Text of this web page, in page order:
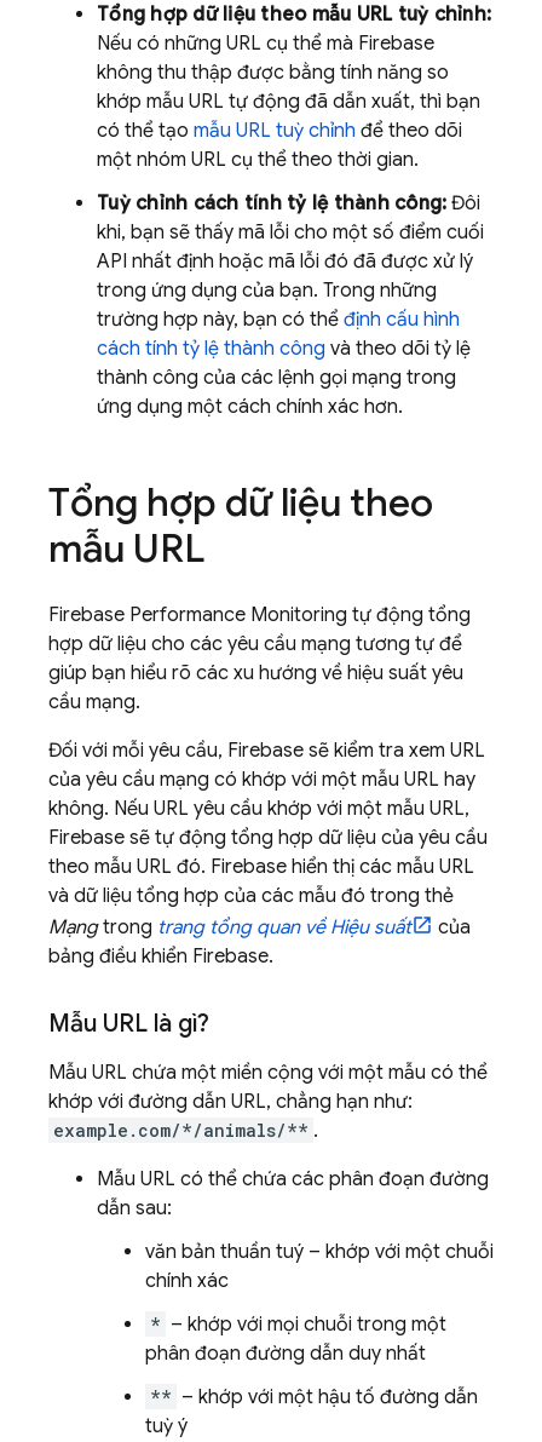
Tổng hợp dữ liệu theo mẫu URL tuỳ chỉnh:
Nếu có những URL cụ thể mà Firebase
không thu thập được bằng tính năng so
khớp mẫu URL tự động đã dẫn xuất, thì bạn
có thể tạo mẫu URL tuỳ chỉnh để theo dõi
một nhóm URL cụ thể theo thời gian.
Tuỳ chỉnh cách tính tỷ lệ thành công: Đôi
khi, bạn sẽ thấy mã lỗi cho một số điểm cuối
API nhất định hoặc mã lỗi đó đã được xử lý
trong ứng dụng của bạn. Trong những
trường hợp này, bạn có thể định cấu hình
cách tính tỷ lệ thành công và theo dõi tỷ lệ
thành công của các lệnh gọi mạng trong
ứng dụng một cách chính xác hơn.
Tổng hợp dữ liệu theo
mẫu URL
Firebase Performance Monitoring tự động tổng
hợp dữ liệu cho các yêu cầu mạng tương tự để
giúp bạn hiểu rõ các xu hướng về hiệu suất yêu
cầu mạng.
Đối với mỗi yêu cầu, Firebase sẽ kiểm tra xem URL
của yêu cầu mạng có khớp với một mẫu URL hay
không. Nếu URL yêu cầu khớp với một mẫu URL,
Firebase sẽ tự động tổng hợp dữ liệu của yêu cầu
theo mẫu URL đó. Firebase hiển thị các mẫu URL
và dữ liệu tổng hợp của các mẫu đó trong thẻ
Mạngtrong trang tổng quan về Hiệu suất
của
bảng điều khiển Firebase.
Mẫu URL là gì?
Mẫu URL chứa một miền cộng với một mẫu có thể
khớp với đường dẫn URL, chẳng hạn như:
example.com/*/animals/** .
Mẫu URL có thể chứa các phân đoạn đường
dẫn sau:
văn bản thuần tuý – khớp với một chuỗi
chính xác
* – khớp với mọi chuỗi trong một
phân đoạn đường dẫn duy nhất
** – khớp với một hậu tố đường dẫn
tuỳ ý